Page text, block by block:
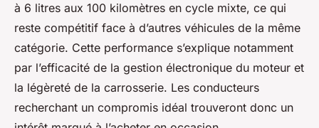
à 6 litres aux 100 kilomètres en cycle mixte, ce qui
reste compétitif face à d’autres véhicules de la même
catégorie. Cette performance s’explique notamment
par l’efficacité de la gestion électronique du moteur et
la légèreté de la carrosserie. Les conducteurs
recherchant un compromis idéal trouveront donc un